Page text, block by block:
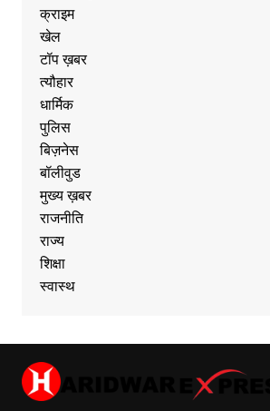
क्राइम
खेल
टॉप ख़बर
त्यौहार
धार्मिक
पुलिस
बिज़नेस
बॉलीवुड
मुख्य ख़बर
राजनीति
राज्य
शिक्षा
स्वास्थ